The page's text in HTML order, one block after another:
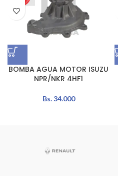
BOMBA AGUA MOTOR ISUZU
NPR/NKR 4HF1
Bs.34.000